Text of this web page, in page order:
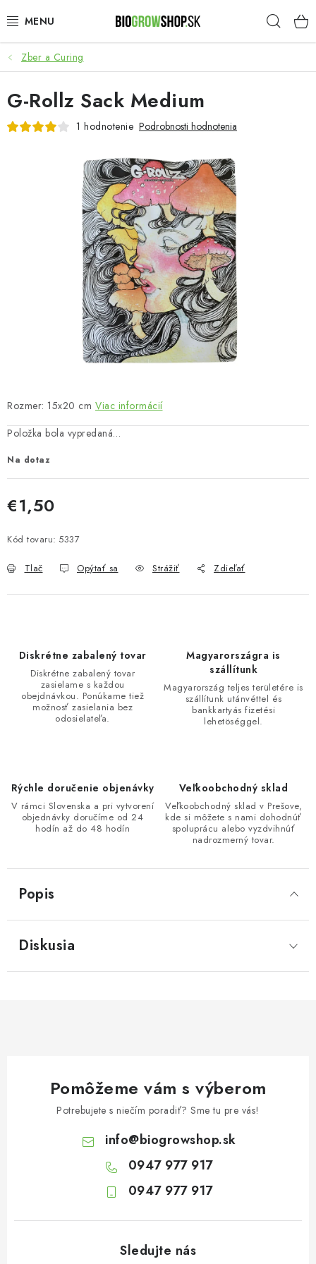
na
PESTOVANIE
HEADSHOP
SEMENÁ
TOTÁLNY VÝPREDAJ
50% ZĽAVA NA SEMENÁ
Platba a dodanie
Podmienky ochrany osobných údajov
Obchodné podmienky
Veľkoobchod
Formulár na odstúpenie od zmluvy
Zber a Curing
Rozmer: 15x20 cm Viac informácií
Položka bola vypredaná…
Na dotaz
€1,50
Kód tovaru: 5337
Tlač Opýtať sa Strážiť Zdieľať
G-Rollz Sack Medium
1 hodnotenie Podrobnosti hodnotenia
Diskrétne zabalený tovar
Diskrétne zabalený tovar
zasielame s každou
obejdnávkou. Ponúkame tiež
možnosť zasielania bez
odosielateľa.
Magyarországra is
szállítunk
Magyarország teljes területére is
szállítunk utánvéttel és
bankkartyás fizetési
lehetöséggel.
Rýchle doručenie objenávky
V rámci Slovenska a pri vytvorení
objednávky doručíme od 24
hodín až do 48 hodín
Veľkoobchodný sklad
Veľkoobchodný sklad v Prešove,
kde si môžete s nami dohodnúť
spoluprácu alebo vyzdvihnúť
nadrozmerný tovar.
Popis
Diskusia
Pomôžeme vám s výberom
Potrebujete s niečím poradiť? Sme tu pre vás!
info@biogrowshop.sk
0947 977 917
0947 977 917